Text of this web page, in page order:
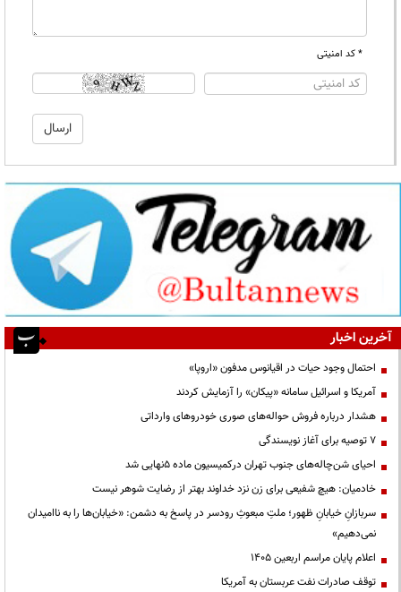
* کد امنیتی
آخرین اخبار
احتمال وجود حیات در اقیانوس مدفون «اروپا»
آمریکا و اسرائیل سامانه «پیکان» را آزمایش کردند
هشدار درباره فروش حواله‌های صوری خودروهای وارداتی
۷ توصیه برای آغاز نویسندگی
احیای شن‌چاله‌های جنوب تهران درکمیسیون ماده ۵نهایی شد
خادمیان: هیچ شفیعی برای زن نزد خداوند بهتر از رضایت شوهر نیست
سربازانِ خیابانِ ظهور؛ ملتِ مبعوثِ رودسر در پاسخ به دشمن: «خیابان‌ها را به ناامیدان
نمی‌دهیم»
اعلام پایان مراسم اربعین ۱۴۰۵
توقف صادرات نفت عربستان به آمریکا